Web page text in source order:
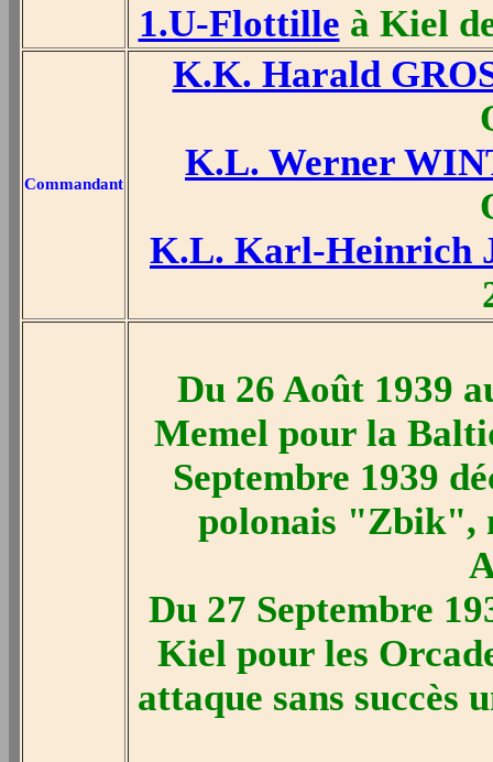
1.U-Flottille à Kiel
Commandant
K.K. Harald
K.L. Werner
K.L. Karl-Heinrich
Du 26 Août 1939
Memel pour la
Septembre 1939
polonais "Zbik",
Du 27 Septembre
Kiel pour les
attaque sans succès